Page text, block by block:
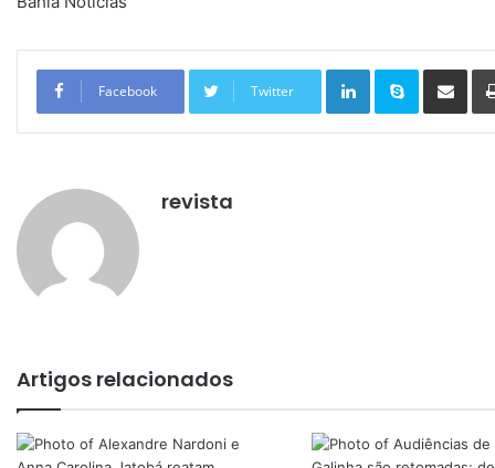
Facebook Twitter
Linkedin Skype
revista
Artigos relacionados